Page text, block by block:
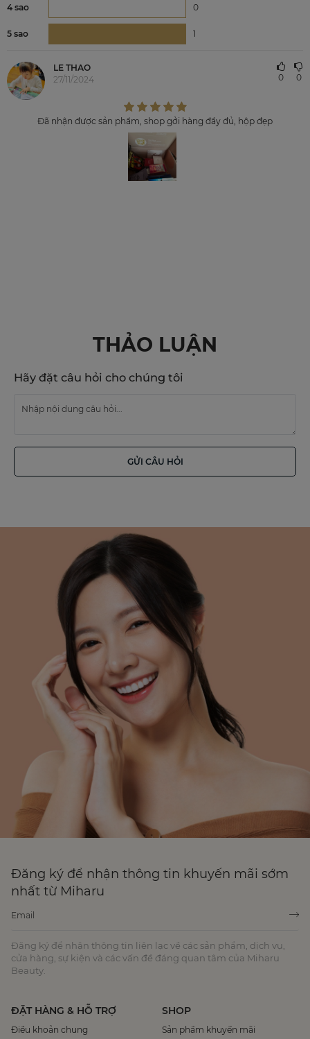
4 sao 0
5 sao 1
LE THAO
27/11/2024
Đã nhận được sản phẩm, shop gởi hàng đầy đủ, hộp đẹp
0 0
THẢO LUẬN
Hãy đặt câu hỏi cho chúng tôi
GỬI CÂU HỎI
Đăng ký để nhận thông tin khuyến mãi sớm
nhất từ Miharu
Đăng ký để nhận thông tin liên lạc về các sản phẩm, dịch vụ,
cửa hàng, sự kiện và các vấn đề đáng quan tâm của Miharu
Beauty.
ĐẶT HÀNG & HỖ TRỢ
Điều khoản chung
SHOP
Sản phẩm khuyến mãi